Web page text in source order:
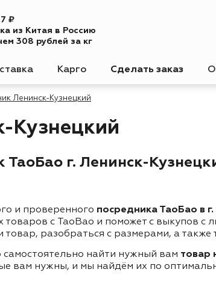
₽
из Китая в Россию
308 рублей за кг
Карго Сделать заказ
Ленинск-Кузнецкий
Кузнецкий
ТаоБао г. Ленинск-
и проверенного посредника ТаоБао в
товаров с TaoBao и поможет с выкупов
товар, разобраться с размерами, а
самостоятельно найти нужный вам товар
вам нужны, и мы найдём их по